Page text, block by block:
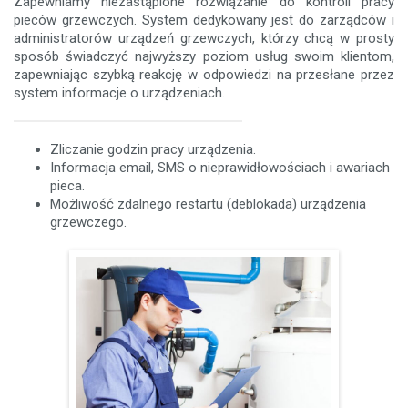
pieców grzewczych. System dedykowany jest do zarządców i
administratorów urządzeń grzewczych, którzy chcą w prosty
sposób świadczyć najwyższy poziom usług swoim klientom,
zapewniając szybką reakcję w odpowiedzi na przesłane przez
system informacje o urządzeniach.
Zliczanie godzin pracy urządzenia.
Informacja email, SMS o nieprawidłowościach i awariach
pieca.
Możliwość zdalnego restartu (deblokada) urządzenia
grzewczego.